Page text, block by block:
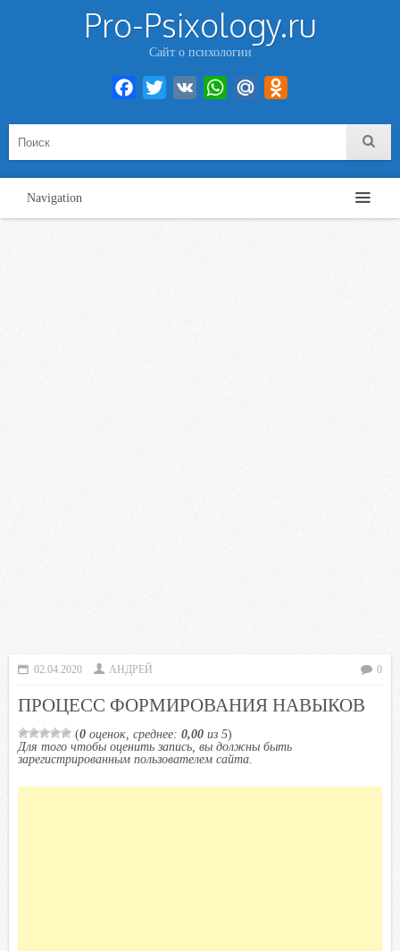
Pro-Psixology.ru
Сайт о психологии
Facebook
Twitter VK WhatsAppMail.Ru
Navigation
02.04.2020 АНДРЕЙ 0
ПРОЦЕСС ФОРМИРОВАНИЯ НАВЫКОВ
(0 оценок, среднее: 0,00 из 5)
Для того чтобы оценить запись, вы должны быть
зарегистрированным пользователем сайта.